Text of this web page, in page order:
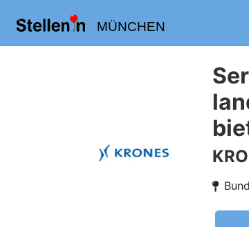
MÜNCHEN